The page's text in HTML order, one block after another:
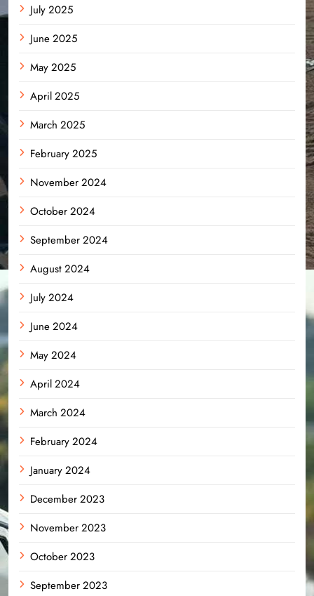
July 2025
June 2025
May 2025
April 2025
March 2025
February 2025
November 2024
October 2024
September 2024
August 2024
July 2024
June 2024
May 2024
April 2024
March 2024
February 2024
January 2024
December 2023
November 2023
October 2023
September 2023